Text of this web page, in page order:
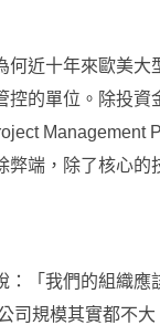
何近十年來歐美
控的單位。除投
Management
弊端，除了核心
：「我們的組織
司規模其實都不